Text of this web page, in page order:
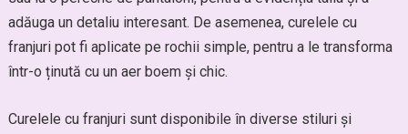
adăuga un detaliu interesant. De asemenea, curelele cu
franjuri pot fi aplicate pe rochii simple, pentru a le transforma
într-o ținută cu un aer boem și chic.
Curelele cu franjuri sunt disponibile în diverse stiluri și